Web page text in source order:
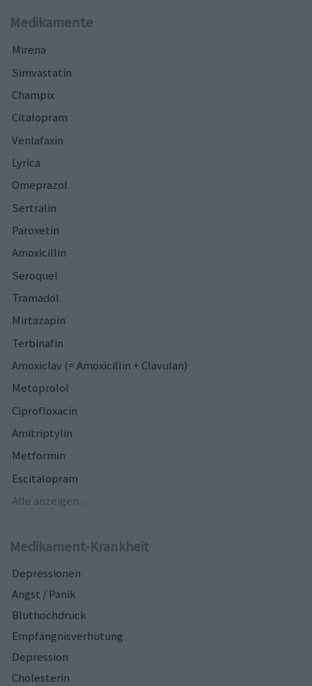
Medikamente
Mirena
Simvastatin
Champix
Citalopram
Venlafaxin
Lyrica
Omeprazol
Sertralin
Paroxetin
Amoxicillin
Seroquel
Tramadol
Mirtazapin
Terbinafin
Amoxiclav (= Amoxicillin + Clavulan)
Metoprolol
Ciprofloxacin
Amitriptylin
Metformin
Escitalopram
Alle anzeigen...
Medikament-Krankheit
Depressionen
Angst / Panik
Bluthochdruck
Empfängnisverhütung
Depression
Cholesterin